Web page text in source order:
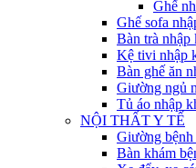
Ghế
Ghế sofa
Bàn trà nhập
Kệ tivi nhập
Bàn ghế ăn
Giường ngủ
Tủ áo nhập
NỘI THẤT Y TẾ
Giường bệnh
Bàn khám